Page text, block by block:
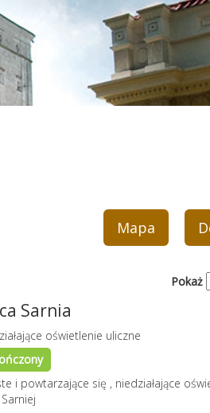
Mapa
Pokaż
Sarnia
oświetlenie uliczne
i powtarzające się , niedziałające